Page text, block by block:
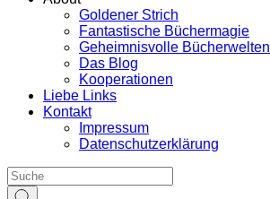
Goldener Strich
Fantastische Büchermagie
Geheimnisvolle Bücherwelten
Das Blog
Kooperationen
Liebe Links
Kontakt
Impressum
Datenschutzerklärung